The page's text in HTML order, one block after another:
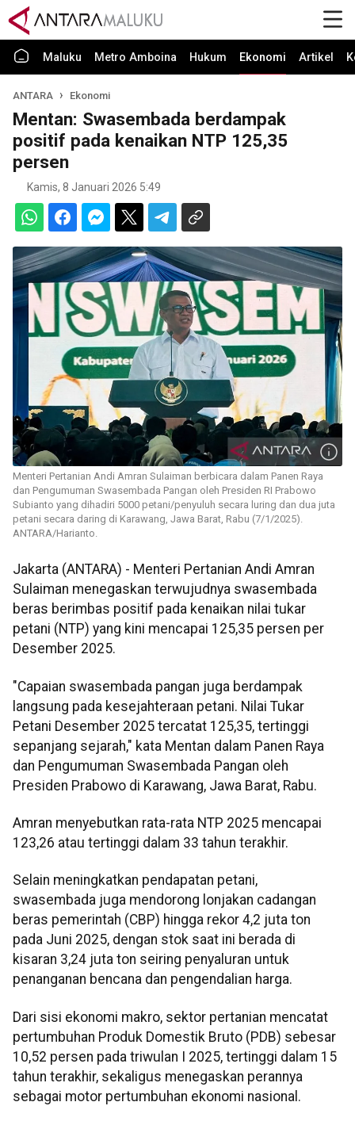
Maluku Metro Amboina Hukum Ekonomi Artikel
ANTARA Ekonomi
Mentan: Swasembada berdampak
positif pada kenaikan NTP 125,35
persen
Kamis, 8 Januari 2026 5:49
Menteri Pertanian Andi Amran Sulaiman berbicara dalam Panen Raya
dan Pengumuman Swasembada Pangan oleh Presiden RI Prabowo
Subianto yang dihadiri 5000 petani/penyuluh secara luring dan dua juta
petani secara daring di Karawang, Jawa Barat, Rabu (7/1/2025).
ANTARA/Harianto.
Jakarta (ANTARA) - Menteri Pertanian Andi Amran
Sulaiman menegaskan terwujudnya swasembada
beras berimbas positif pada kenaikan nilai tukar
petani (NTP) yang kini mencapai 125,35 persen per
Desember 2025.
"Capaian swasembada pangan juga berdampak
langsung pada kesejahteraan petani. Nilai Tukar
Petani Desember 2025 tercatat 125,35, tertinggi
sepanjang sejarah," kata Mentan dalam Panen Raya
dan Pengumuman Swasembada Pangan oleh
Presiden Prabowo di Karawang, Jawa Barat, Rabu.
Amran menyebutkan rata-rata NTP 2025 mencapai
123,26 atau tertinggi dalam 33 tahun terakhir.
Selain meningkatkan pendapatan petani,
swasembada juga mendorong lonjakan cadangan
beras pemerintah (CBP) hingga rekor 4,2 juta ton
pada Juni 2025, dengan stok saat ini berada di
kisaran 3,24 juta ton seiring penyaluran untuk
penanganan bencana dan pengendalian harga.
Dari sisi ekonomi makro, sektor pertanian mencatat
pertumbuhan Produk Domestik Bruto (PDB) sebesar
10,52 persen pada triwulan I 2025, tertinggi dalam 15
tahun terakhir, sekaligus menegaskan perannya
sebagai motor pertumbuhan ekonomi nasional.